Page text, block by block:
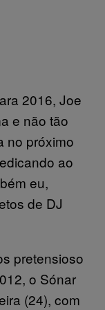
2016, Joe
e não tão
no próximo
ao
eu,
de DJ
pretensioso
o Sónar
(24), com